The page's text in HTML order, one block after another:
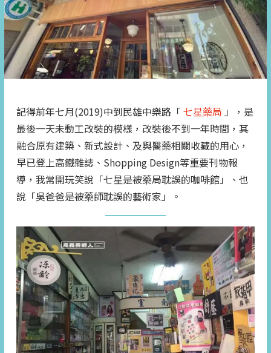
記得前年七月(2019)中到民雄中樂路「 七星藥局 」，是
最後一天未動工改裝的模樣，改裝後不到一年時間，其
融合原有建築、新式設計、及與醫藥相關收藏的用心，
早已登上高鐵雜誌、Shopping Design等重要刊物報
導，我常開玩笑說「七星是被藥局耽誤的咖啡館」、也
說「吳爸爸是被藥師耽誤的藝術家」。